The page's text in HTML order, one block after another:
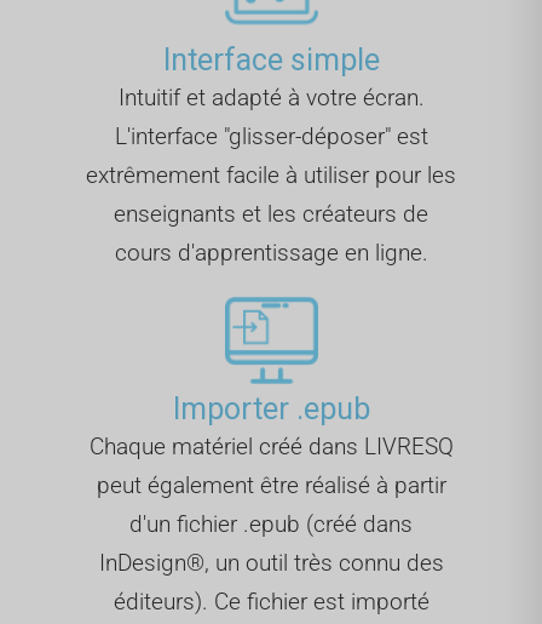
Interface simple
Intuitif et adapté à votre écran.
L'interface "glisser-déposer" est
extrêmement facile à utiliser pour les
enseignants et les créateurs de
cours d'apprentissage en ligne.
Importer .epub
Chaque matériel créé dans LIVRESQ
peut également être réalisé à partir
d'un fichier .epub (créé dans
InDesign®, un outil très connu des
éditeurs). Ce fichier est importé